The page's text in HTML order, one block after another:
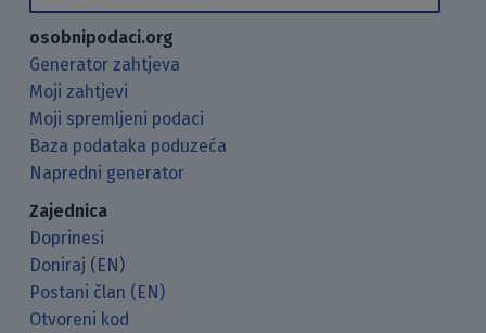
osobnipodaci.org
Generator zahtjeva
Moji zahtjevi
Moji spremljeni podaci
Baza podataka poduzeća
Napredni generator
Zajednica
Doprinesi
Doniraj (EN)
Postani član (EN)
Otvoreni kod